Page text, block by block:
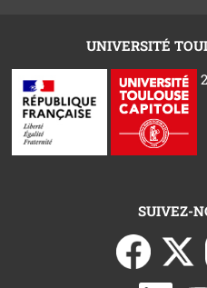
UNIVERSITÉ
SUIVEZ-